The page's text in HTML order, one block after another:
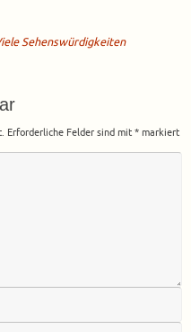
Sehenswürdigkeiten
Erforderliche Felder sind mit * markiert